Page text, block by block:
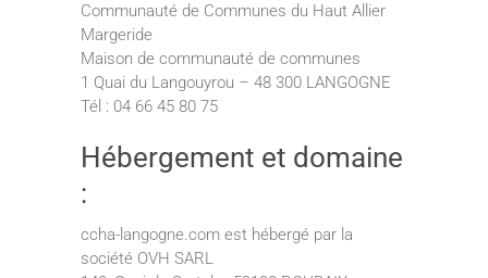
Communauté de Communes du Haut Allier
Margeride
Maison de communauté de communes
1 Quai du Langouyrou – 48 300 LANGOGNE
Tél : 04 66 45 80 75
Hébergement et domaine
:
ccha-langogne.com est hébergé par la
société OVH SARL